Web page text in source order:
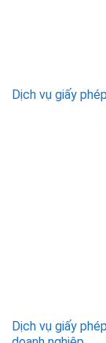
Dịch vụ giấy
Dịch vụ giấy